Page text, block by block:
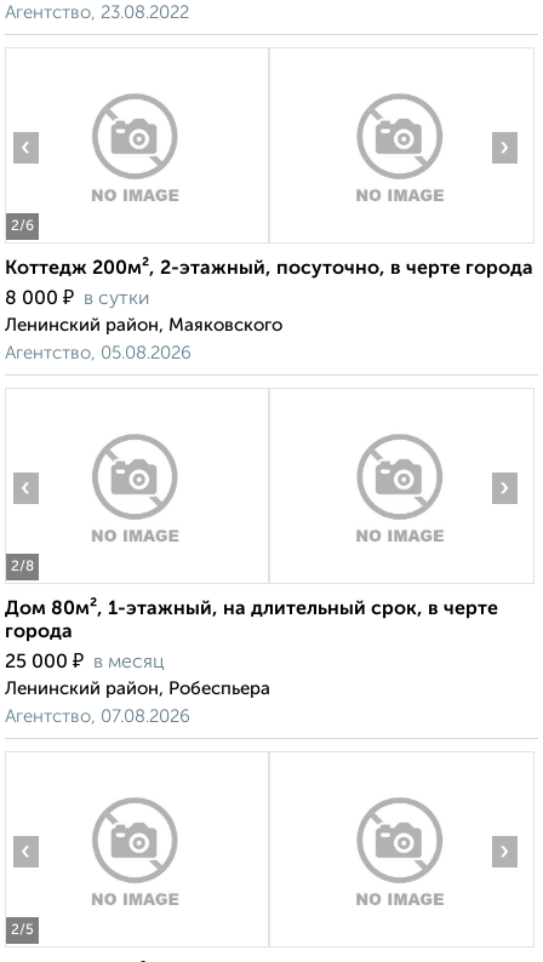
Агентство, 23.08.2022
2/6
‹ ›
Коттедж 200м², 2-этажный, посуточно, в черте города
8 000 ₽ в сутки
Ленинский район, Маяковского
Агентство, 05.08.2026
2/8
‹ ›
Дом 80м², 1-этажный, на длительный срок, в черте
города
25 000 ₽ в месяц
Ленинский район, Робеспьера
Агентство, 07.08.2026
2/5
‹ ›